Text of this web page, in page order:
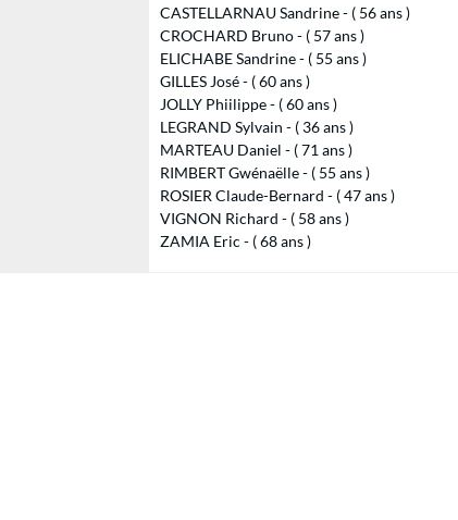
CASTELLARNAU Sandrine - ( 56 ans )
CROCHARD Bruno - ( 57 ans )
ELICHABE Sandrine - ( 55 ans )
GILLES José - ( 60 ans )
JOLLY Phiilippe - ( 60 ans )
LEGRAND Sylvain - ( 36 ans )
MARTEAU Daniel - ( 71 ans )
RIMBERT Gwénaëlle - ( 55 ans )
ROSIER Claude-Bernard - ( 47 ans )
VIGNON Richard - ( 58 ans )
ZAMIA Eric - ( 68 ans )